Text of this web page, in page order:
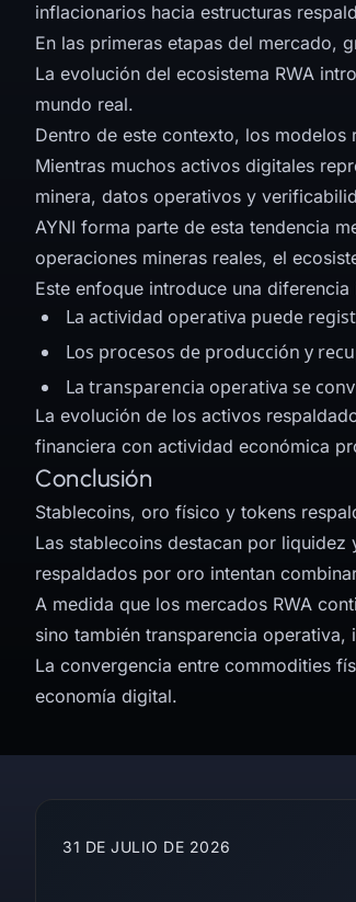
inflacionarios hacia estructuras
En las primeras etapas del mercado,
La evolución del ecosistema RWA
mundo real.
Dentro de este contexto, los
Mientras muchos activos digitales
minera, datos operativos y
AYNI forma parte de esta tendencia
operaciones mineras reales, el
Este enfoque introduce una
La actividad operativa puede
Los procesos de producción y
La transparencia operativa se
La evolución de los activos
financiera con actividad económica
Conclusión
Stablecoins, oro físico y tokens
Las stablecoins destacan por
respaldados por oro intentan
A medida que los mercados RWA
sino también transparencia
La convergencia entre commodities
economía digital.
31 DE JULIO DE 2026